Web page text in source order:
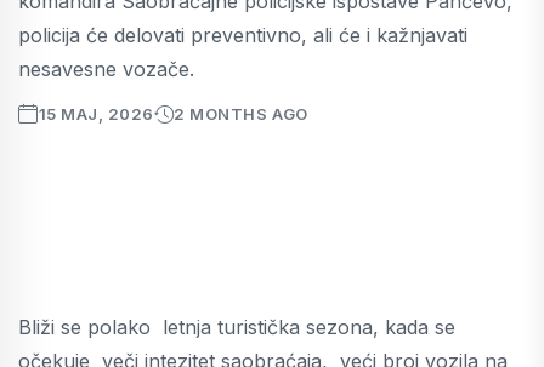
policija će delovati preventivno, ali će i kažnjavati
nesavesne vozače.
15 MAJ, 2026 2 MONTHS AGO
Bliži se polako letnja turistička sezona, kada se
očekuje veči intezitet saobraćaja, veći broj vozila na